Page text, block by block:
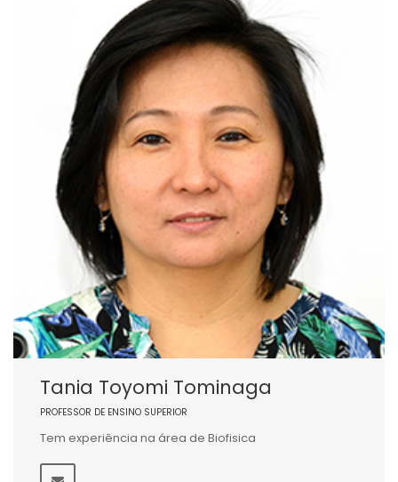
Tania Toyomi Tominaga
PROFESSOR DE ENSINO SUPERIOR
Tem experiência na área de Biofisica